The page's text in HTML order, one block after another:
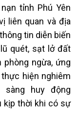
tỉnh Phú Yên
liên quan và địa
tin diễn biến
lũ quét, sạt lở đất
ngừa, ứng
hiện nghiêm
sàng huy động
kịp thời khi có sự